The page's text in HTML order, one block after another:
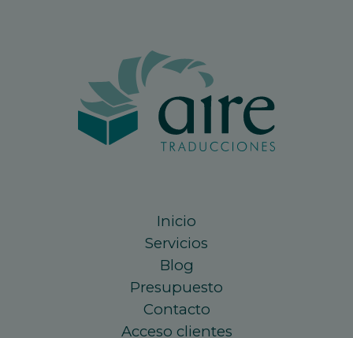
Inicio
Servicios
Blog
Presupuesto
Contacto
Acceso clientes